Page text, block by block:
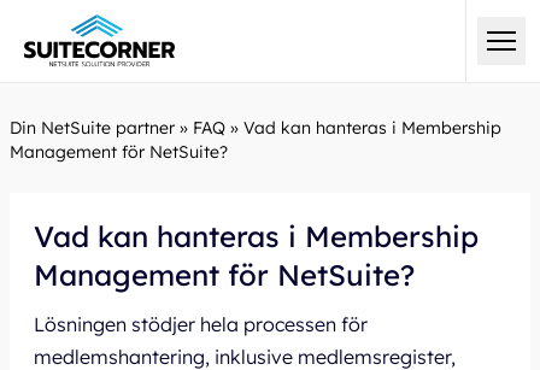
Din NetSuite partner » FAQ » Vad kan hanteras i Membership
Management för NetSuite?
Vad kan hanteras i Membership
Management för NetSuite?
Lösningen stödjer hela processen för
medlemshantering, inklusive medlemsregister,